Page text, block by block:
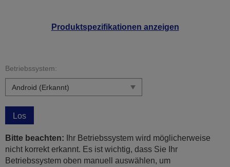
Produktspezifikationen anzeigen
Betriebssystem:
Los
Bitte beachten: Ihr Betriebssystem wird möglicherweise
nicht korrekt erkannt. Es ist wichtig, dass Sie Ihr
Betriebssystem oben manuell auswählen, um